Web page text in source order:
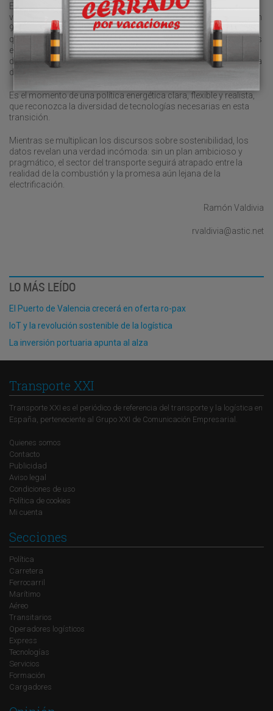
El nuevo reglamento europeo que limita las emisiones de los
vehículos pesados establece un ambicioso objetivo: reducirlas un
90 por ciento para 2040. Para lograrlo, los fabricantes estiman
que deberían circular entre 300.000 y 400.000 camiones eléctricos
en Europa antes de 2030. Sin embargo, basta con observar los
datos actuales para comprobar que estas cifras están más cerca
de la utopía que de una hoja de ruta realista.
Es el momento de una política energética clara, flexible y realista,
que reconozca la diversidad de tecnologías necesarias en esta
transición.
Mientras se multiplican los discursos sobre sostenibilidad, los
datos revelan una verdad incómoda: sin un plan ambicioso y
pragmático, el sector del transporte seguirá atrapado entre la
realidad de la combustión y la promesa aún lejana de la
electrificación.
Ramón Valdivia
rvaldivia@astic.net
LO MÁS LEÍDO
El Puerto de Valencia crecerá en oferta ro-pax
IoT y la revolución sostenible de la logística
La inversión portuaria apunta al alza
Transporte XXI
Transporte XXI es el periódico de referencia del transporte y la logística en
España, perteneciente al Grupo XXI de Comunicación Empresarial.
Quienes somos
Contacto
Publicidad
Aviso legal
Condiciones de uso
Política de cookies
Mi cuenta
Secciones
Política
Carretera
Ferrocarril
Marítimo
Aéreo
Transitarios
Operadores logísticos
Express
Tecnologías
Servicios
Formación
Cargadores